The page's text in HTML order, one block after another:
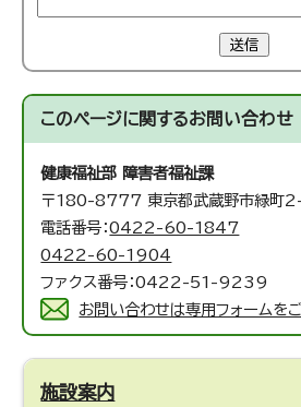
送信
このページに関するお問い合わせ
健康福祉部 障害者福祉課
〒180-8777 東京都武蔵野市緑町
電話番号：0422-60-1847
0422-60-1904
ファクス番号：0422-51-9239
お問い合わせは専用フォームを
施設案内